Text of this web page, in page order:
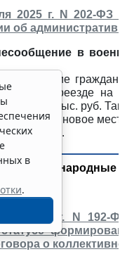
2025 г. N 202-ФЗ
об
в
о переезде на
до 10-20 тыс. руб.
на новое
Международные
2025 г. N 192-
о
в
.